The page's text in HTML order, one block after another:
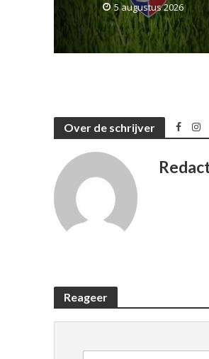
5 augustus 2026
Over de schrijver
Reageer